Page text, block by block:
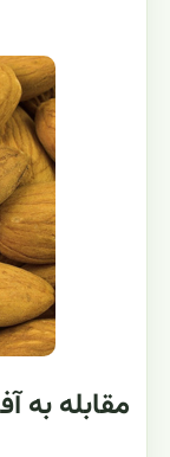
مقابله به